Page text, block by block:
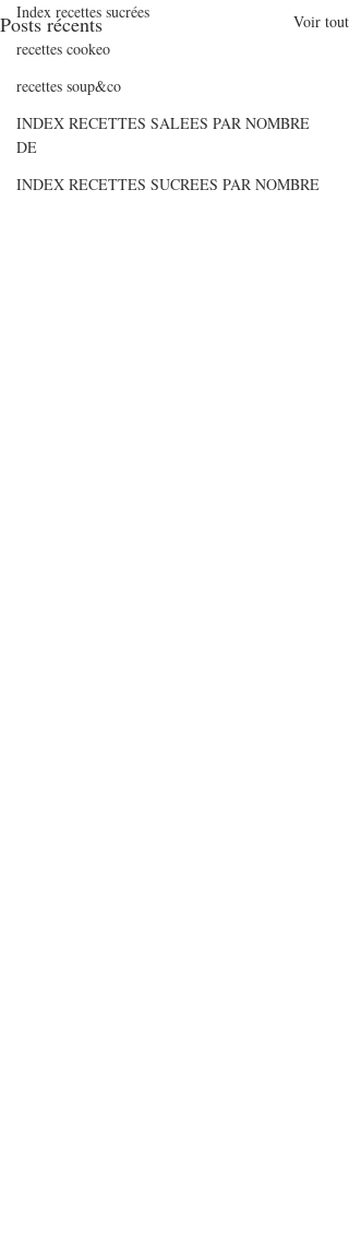
Index recettes sucrées
recettes cookeo
recettes soup&co
INDEX RECETTES SALEES PAR NOMBRE
DE
INDEX RECETTES SUCREES PAR NOMBRE
Posts récents Voir tout